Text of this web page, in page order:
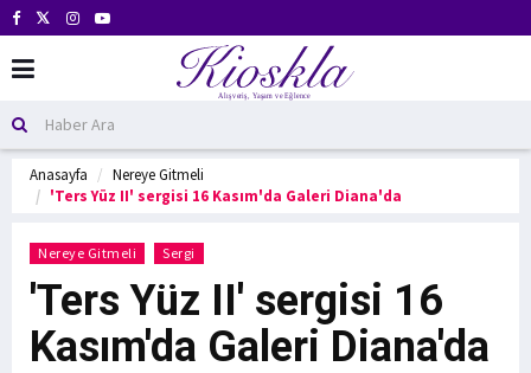
Anasayfa
Nereye Gitmeli
'Ters Yüz II' sergisi 16 Kasım'da Galeri Diana'da
Nereye Gitmeli Sergi
'Ters Yüz II' sergisi 16
Kasım'da Galeri Diana'da